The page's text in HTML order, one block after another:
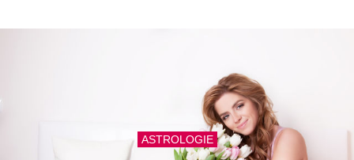
ASTROLOGIE